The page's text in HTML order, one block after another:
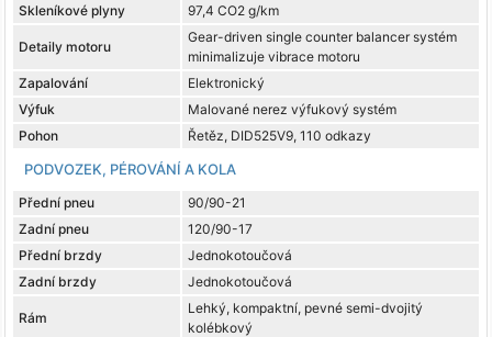
Skleníkové plyny
97,4 CO2 g/km
Detaily motoru
Gear-driven single counter balancer systém
minimalizuje vibrace motoru
Zapalování
Elektronický
Výfuk
Malované nerez výfukový systém
Pohon
Řetěz, DID525V9, 110 odkazy
PODVOZEK, PÉROVÁNÍ A KOLA
Přední pneu
90/90-21
Zadní pneu
120/90-17
Přední brzdy
Jednokotoučová
Zadní brzdy
Jednokotoučová
Rám
Lehký, kompaktní, pevné semi-dvojitý
kolébkový